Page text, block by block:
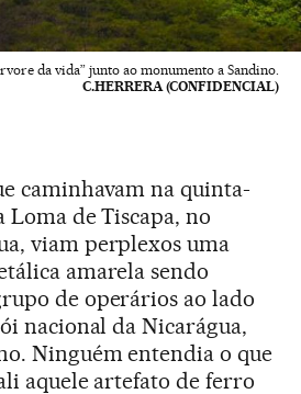
da vida” junto ao monumento a Sandino.
C.HERRERA (CONFIDENCIAL)
caminhavam na quinta-
Loma de Tiscapa, no
viam perplexos uma
amarela sendo
de operários ao lado
nacional da Nicarágua,
Ninguém entendia o que
aquele artefato de ferro